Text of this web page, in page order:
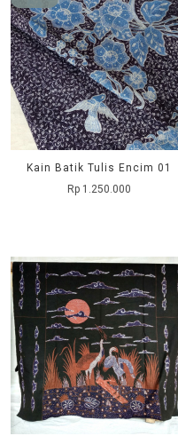
Kain Batik Tulis Encim 01
Rp 1.250.000